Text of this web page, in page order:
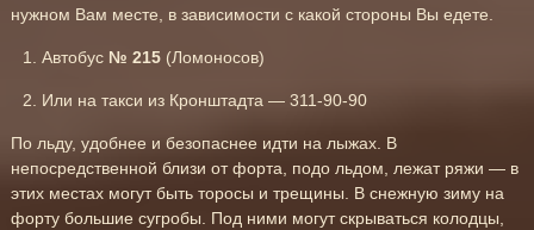
нужном Вам месте, в зависимости с какой стороны Вы едете.
Автобус№ 215(Ломоносов)
Или на такси из Кронштадта — 311-90-90
По льду, удобнее и безопаснее идти на лыжах. В
непосредственной близи от форта, подо льдом, лежат ряжи — в
этих местах могут быть торосы и трещины. В снежную зиму на
форту большие сугробы. Под ними могут скрываться колодцы,